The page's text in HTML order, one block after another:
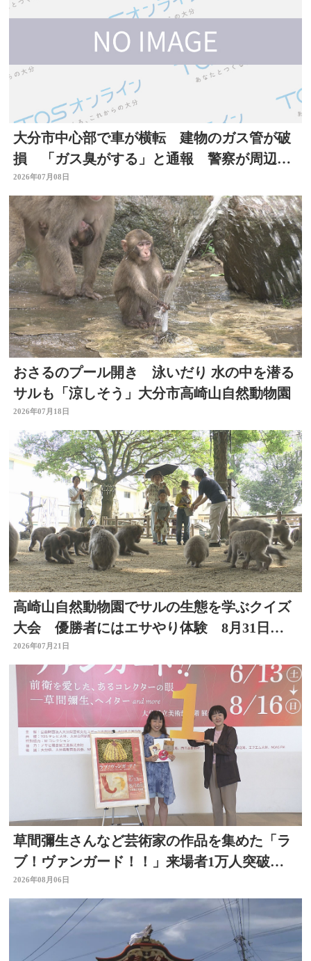
大分市中心部で車が横転 建物のガス管が破
損 「ガス臭がする」と通報 警察が周辺で
一時交通規制
2026年07月08日
おさるのプール開き 泳いだり 水の中を潜る
サルも「涼しそう」大分市高崎山自然動物園
2026年07月18日
高崎山自然動物園でサルの生態を学ぶクイズ
大会 優勝者にはエサやり体験 8月31日ま
で
2026年07月21日
草間彌生さんなど芸術家の作品を集めた「ラ
ブ！ヴァンガード！！」来場者1万人突破
大分県立美術館
2026年08月06日